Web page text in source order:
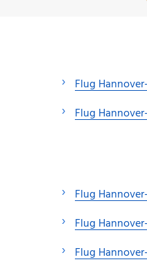
Flug
Flug
Flug
Flug
Flug